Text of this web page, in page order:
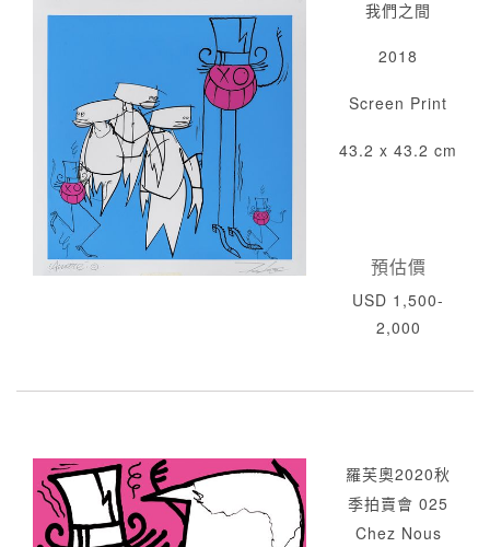
我們之間
2018
Screen Print
43.2 x 43.2 cm
預估價
USD 1,500-
2,000
羅芙奧2020秋
季拍賣會 025
Chez Nous